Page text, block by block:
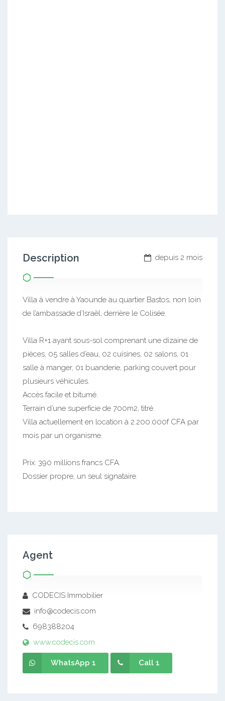
depuis 2 mois
Description
Villa à vendre à Yaounde au quartier Bastos, non loin
de l’ambassade d’Israël, derrière le Colisée.
Villa R+1 ayant sous-sol comprenant une dizaine de
pièces, 05 salles d’eau, 02 cuisines, 02 salons, 01
salle à manger, 01 buanderie, parking couvert pour
plusieurs véhicules.
Accès facile et bitumé.
Terrain d’une superficie de 700m2, titré.
Villa actuellement en location à 2.200.000f CFA par
mois par un organisme.
Prix: 390 millions francs CFA.
Dossier propre, un seul signataire.
Agent
CODECIS Immobilier
info@codecis.com
698388204
www.codecis.com
WhatsApp 1 Call 1